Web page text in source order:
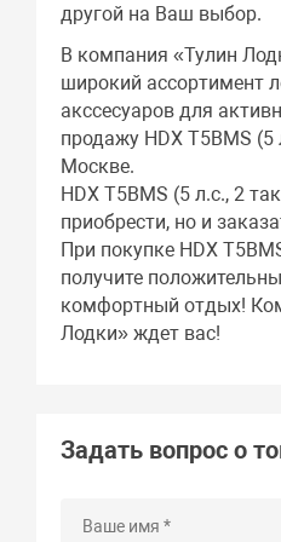
другой на Ваш выбор.
В компания «Тулин
широкий ассортимент
акссесуаров для
продажу HDX T5BMS (5
Москве.
HDX T5BMS (5 л.с., 2
приобрести, но и
При покупке HDX
получите
комфортный отдых!
Лодки» ждет вас!
Задать вопрос о